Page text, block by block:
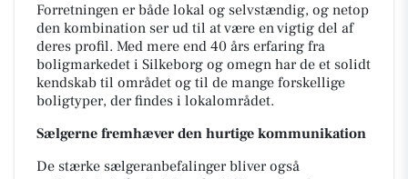
Forretningen er både lokal og selvstændig, og netop
den kombination ser ud til at være en vigtig del af
deres profil. Med mere end 40 års erfaring fra
boligmarkedet i Silkeborg og omegn har de et solidt
kendskab til området og til de mange forskellige
boligtyper, der findes i lokalområdet.
Sælgerne fremhæver den hurtige kommunikation
De stærke sælgeranbefalinger bliver også